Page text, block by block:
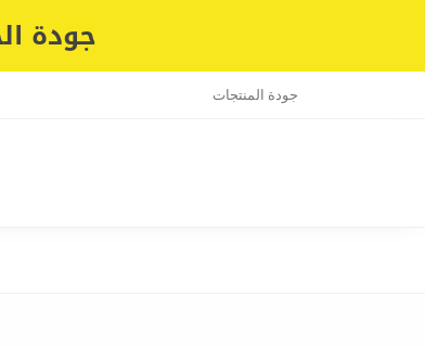
جودة
جودة المنتجات